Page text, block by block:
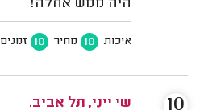
היה ממש אחלה!
איכות 10 מחיר 10 זמנים
שי ייני, תל אביב.
10